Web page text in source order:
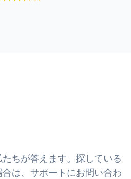
ちが答えます。探している
は、サポートにお問い合わ